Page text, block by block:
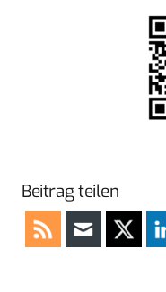
Beitrag teilen